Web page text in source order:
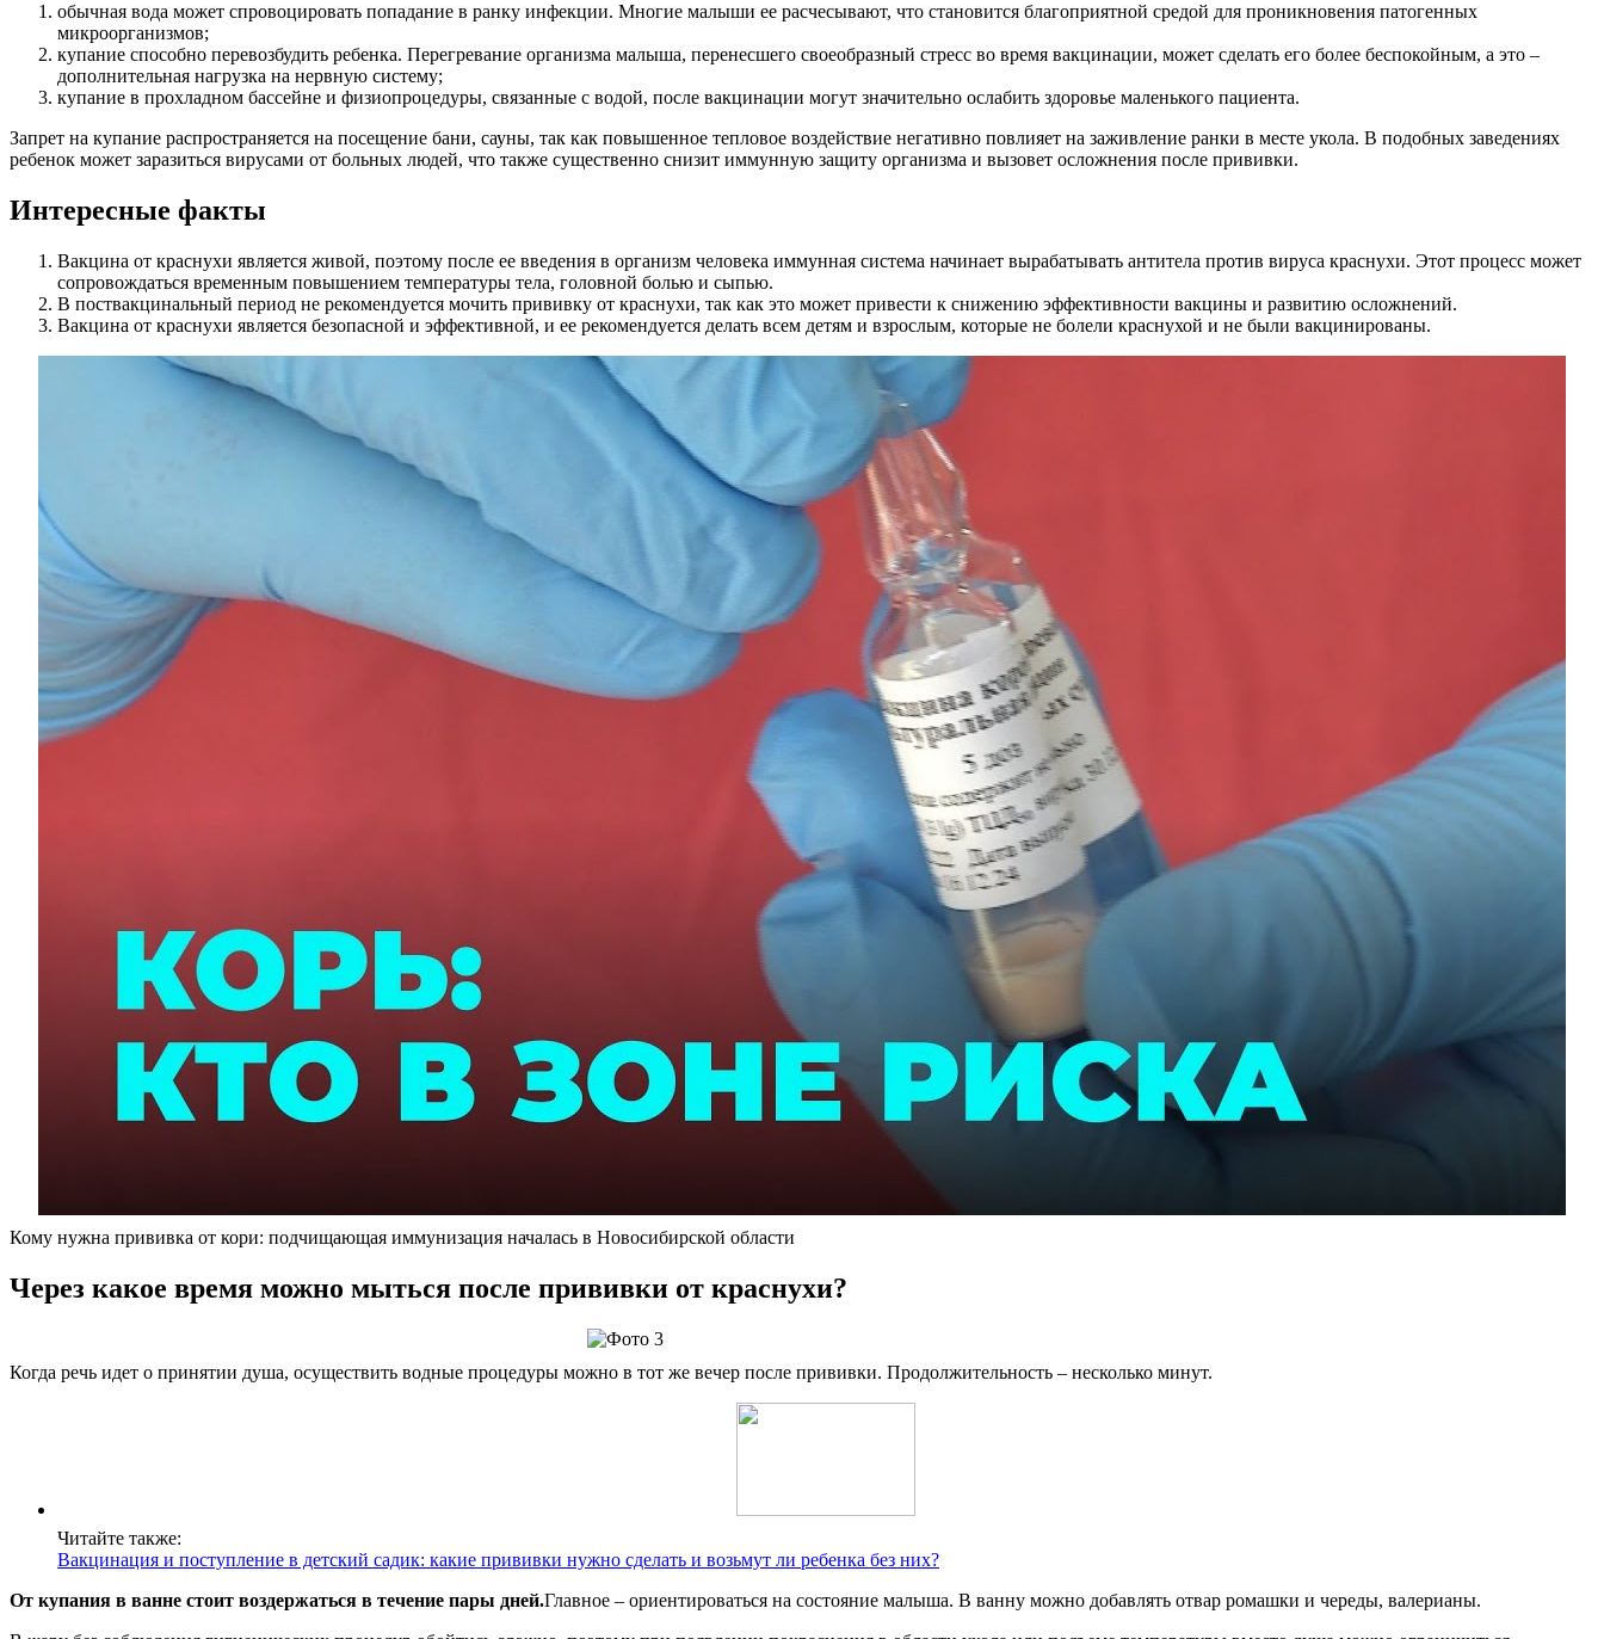
обычная вода может спровоцировать попадание в ранку инфекции. Многие малыши ее расчесывают, что становится благоприятной средой для проникновения патогенных
микроорганизмов;
купание способно перевозбудить ребенка. Перегревание организма малыша, перенесшего своеобразный стресс во время вакцинации, может сделать его более беспокойным, а это –
дополнительная нагрузка на нервную систему;
купание в прохладном бассейне и физиопроцедуры, связанные с водой, после вакцинации могут значительно ослабить здоровье маленького пациента.
Запрет на купание распространяется на посещение бани, сауны, так как повышенное тепловое воздействие негативно повлияет на заживление ранки в месте укола. В подобных заведениях
ребенок может заразиться вирусами от больных людей, что также существенно снизит иммунную защиту организма и вызовет осложнения после прививки.
Интересные факты
Вакцина от краснухи является живой, поэтому после ее введения в организм человека иммунная система начинает вырабатывать антитела против вируса краснухи. Этот процесс может
сопровождаться временным повышением температуры тела, головной болью и сыпью.
В поствакцинальный период не рекомендуется мочить прививку от краснухи, так как это может привести к снижению эффективности вакцины и развитию осложнений.
Вакцина от краснухи является безопасной и эффективной, и ее рекомендуется делать всем детям и взрослым, которые не болели краснухой и не были вакцинированы.
Кому нужна прививка от кори: подчищающая иммунизация началась в Новосибирской области
Через какое время можно мыться после прививки от краснухи?
Когда речь идет о принятии душа, осуществить водные процедуры можно в тот же вечер после прививки. Продолжительность – несколько минут.
Читайте также:
Вакцинация и поступление в детский садик: какие прививки нужно сделать и возьмут ли ребенка без них?
От купания в ванне стоит воздержаться в течение пары дней.Главное – ориентироваться на состояние малыша. В ванну можно добавлять отвар ромашки и череды, валерианы.